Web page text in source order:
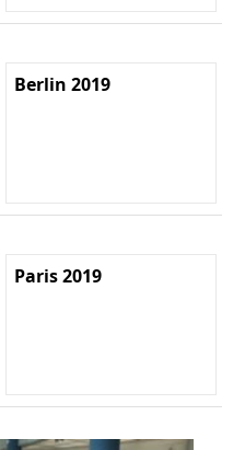
Berlin 2019
Paris 2019